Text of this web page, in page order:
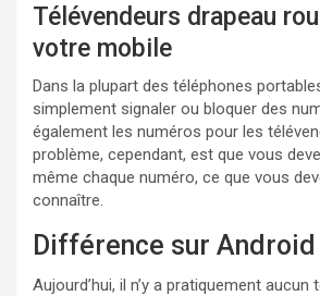
Télévendeurs drapeau
votre mobile
Dans la plupart des téléphones
simplement signaler ou bloquer des
également les numéros pour les
problème, cependant, est que vous
même chaque numéro, ce que vous
connaître.
Différence sur
Aujourd’hui, il n’y a pratiquement aucun